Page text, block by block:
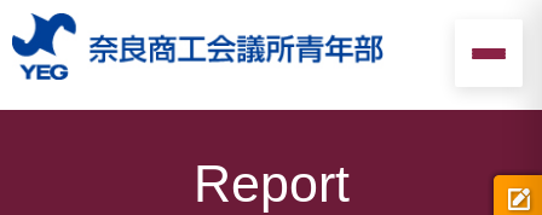
Report